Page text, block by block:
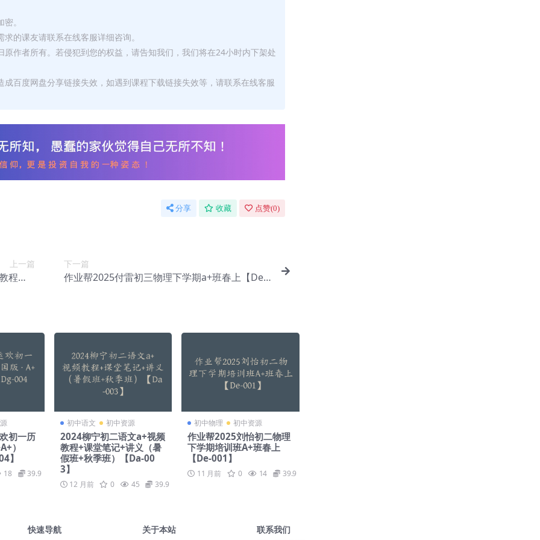
。
的课友请联系在线客服详细咨询。
作者所有。若侵犯到您的权益，请告知我们，我们将在24小时内下架处
百度网盘分享链接失效，如遇到课程下载链接失效等，请联系在线客服
分享 收藏 点赞(0)
上一篇
【D
下一篇
作业帮2025付雷初三物理下学期a+班春上【De-0
初一历
）
】
18 39.9
初中语文 初中资源
2024柳宁初二语文a+视频
教程+课堂笔记+讲义（暑
假班+秋季班）【Da-00
3】
12 月前 0 45 39.9
初中物理 初中资源
作业帮2025刘怡初二物理
下学期培训班A+班春上
【De-001】
11 月前 0 14 39.9
快速导航
关于本站
联系我们